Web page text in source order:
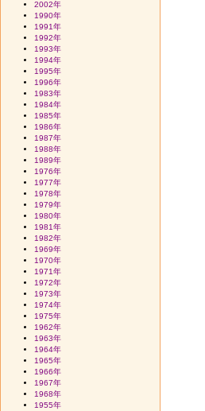
2002年
1990年
1991年
1992年
1993年
1994年
1995年
1996年
1983年
1984年
1985年
1986年
1987年
1988年
1989年
1976年
1977年
1978年
1979年
1980年
1981年
1982年
1969年
1970年
1971年
1972年
1973年
1974年
1975年
1962年
1963年
1964年
1965年
1966年
1967年
1968年
1955年